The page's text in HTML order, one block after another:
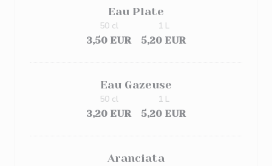
Eau Plate
3,50 EUR
50 cl
5,20 EUR
1 L
Eau Gazeuse
3,20 EUR
50 cl
5,20 EUR
1 L
Aranciata